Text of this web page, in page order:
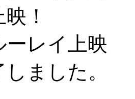
！
ーレイ上映
しました。